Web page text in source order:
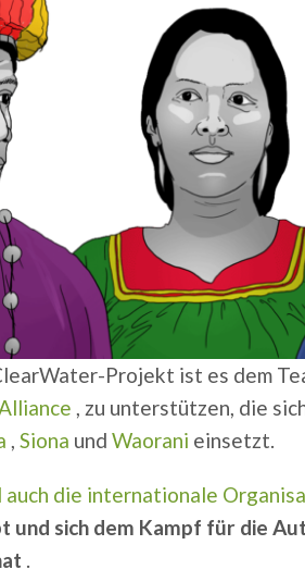
Projekt ist es dem
, zu unterstützen, die
, Siona und Waorani einsetzt.
die internationale
und sich dem Kampf für die
.